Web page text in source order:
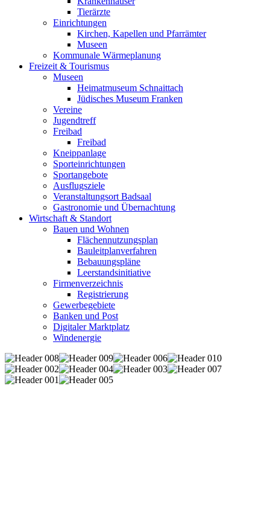
Tierärzte
Einrichtungen
Kirchen, Kapellen und Pfarrämter
Museen
Kommunale Wärmeplanung
Freizeit & Tourismus
Museen
Heimatmuseum Schnaittach
Jüdisches Museum Franken
Vereine
Jugendtreff
Freibad
Freibad
Kneippanlage
Sporteinrichtungen
Sportangebote
Ausflugsziele
Veranstaltungsort Badsaal
Gastronomie und Übernachtung
Wirtschaft & Standort
Bauen und Wohnen
Flächennutzungsplan
Bauleitplanverfahren
Bebauungspläne
Leerstandsinitiative
Firmenverzeichnis
Registrierung
Gewerbegebiete
Banken und Post
Digitaler Marktplatz
Windenergie